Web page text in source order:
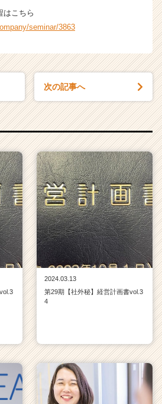
はこちら
seminar/3863
次の記事へ
2024.03.13
第29期【社外秘】経営計画書vol.3
4